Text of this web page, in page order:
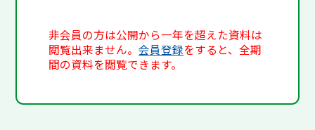
非会員の方は公開から一年を超えた資料は
閲覧出来ません。会員登録をすると、全期
間の資料を閲覧できます。